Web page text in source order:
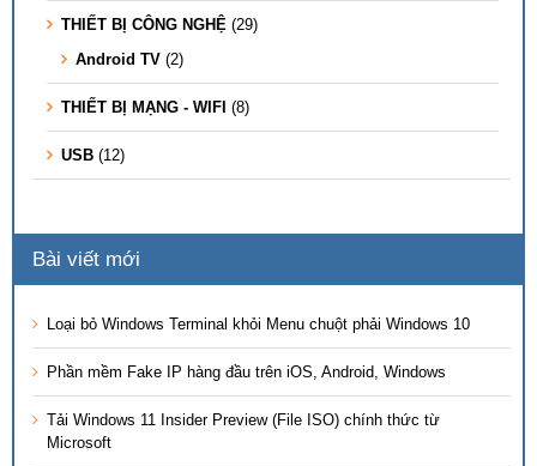
THIẾT BỊ CÔNG NGHỆ (29)
Android TV (2)
THIẾT BỊ MẠNG - WIFI (8)
USB (12)
Bài viết mới
Loại bỏ Windows Terminal khỏi Menu chuột phải Windows 10
Phần mềm Fake IP hàng đầu trên iOS, Android, Windows
Tải Windows 11 Insider Preview (File ISO) chính thức từ
Microsoft